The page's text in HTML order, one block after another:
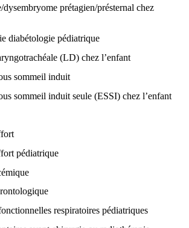
prétagien/présternal chez
diabétologie pédiatrique
(LD) chez l’enfant
sommeil induit
sommeil induit seule (ESSI) chez l’enfant
pédiatrique
respiratoires pédiatriques